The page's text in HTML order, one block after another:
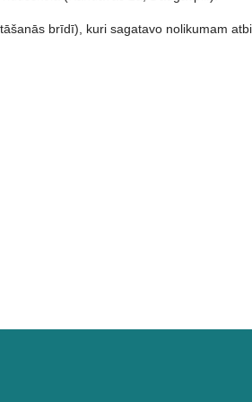
brīdī), kuri sagatavo nolikumam
spēle audzēkņu ansambļu